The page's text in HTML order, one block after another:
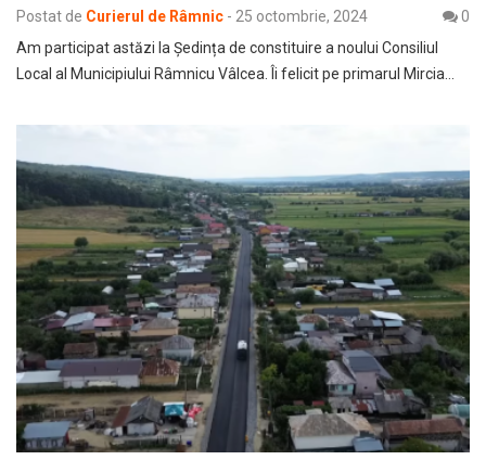
Postat de Curierul de Râmnic - 25 octombrie, 2024
0
Am participat astăzi la Ședința de constituire a noului Consiliul
Local al Municipiului Râmnicu Vâlcea. Îi felicit pe primarul Mircia…